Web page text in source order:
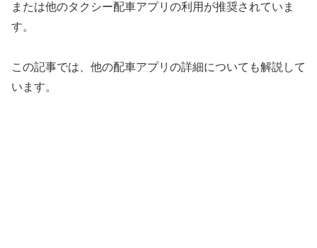
または他のタクシー配車アプリの利用が推奨されていま
す。
この記事では、他の配車アプリの詳細についても解説して
います。